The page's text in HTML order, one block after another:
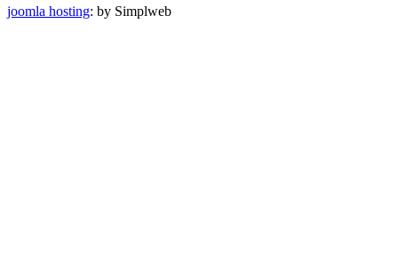
joomla hosting: by Simplweb